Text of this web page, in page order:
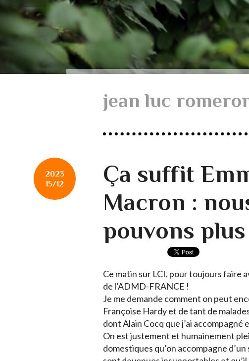
jean luc
2023
15/12
Ça suffit
Macron :
pouvons plus
Ce matin sur LCI, pour toujours faire
de l’ADMD-FRANCE !
Je me demande comment on peut
Françoise Hardy et de tant de
dont Alain Cocq que j’ai accompagné
On est justement et humainement
domestiques qu’on accompagne